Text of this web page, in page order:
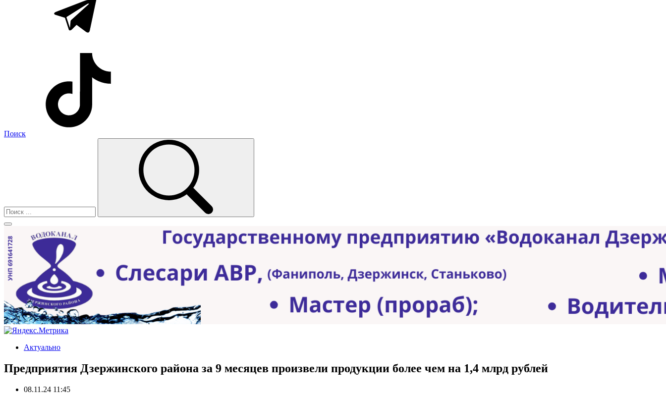
Поиск
Актуально
Предприятия Дзержинского района за 9 месяцев произвели продукции более чем на 1,4 млрд рублей
08.11.24 11:45